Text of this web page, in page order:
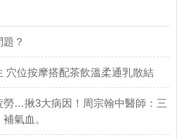
？
穴位按摩搭配茶飲溫柔通乳散結
勞…揪3大病因！周宗翰中醫師：三
氣血。